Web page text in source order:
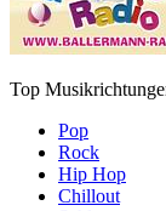
Top
Pop
Rock
Hip Hop
Chillout